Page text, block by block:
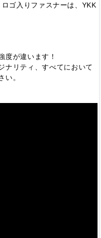
ゴ入りファスナーは、YKK
度が違います！
ナリティ、すべてにおいて
い。